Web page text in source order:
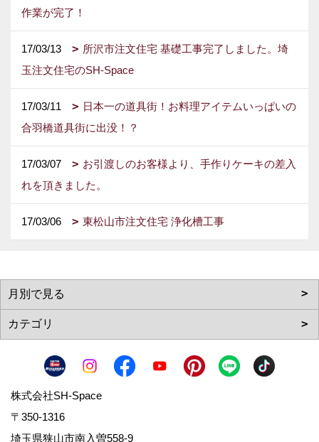
作業が完了！
17/03/13
所沢市注文住宅 基礎工事完了しました。埼
玉注文住宅のSH-Space
17/03/11
日本一の道具街！お料理アイテムいっぱいの
合羽橋道具街に出没！？
17/03/07
お引渡しのお客様より、手作りケーキの差入
れを頂きました。
17/03/06 東松山市注文住宅 浄化槽工事
株式会社SH-Space
〒350-1316
埼玉県狭山市南入曽558-9